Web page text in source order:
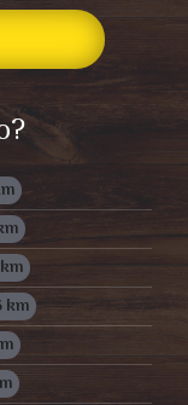
km